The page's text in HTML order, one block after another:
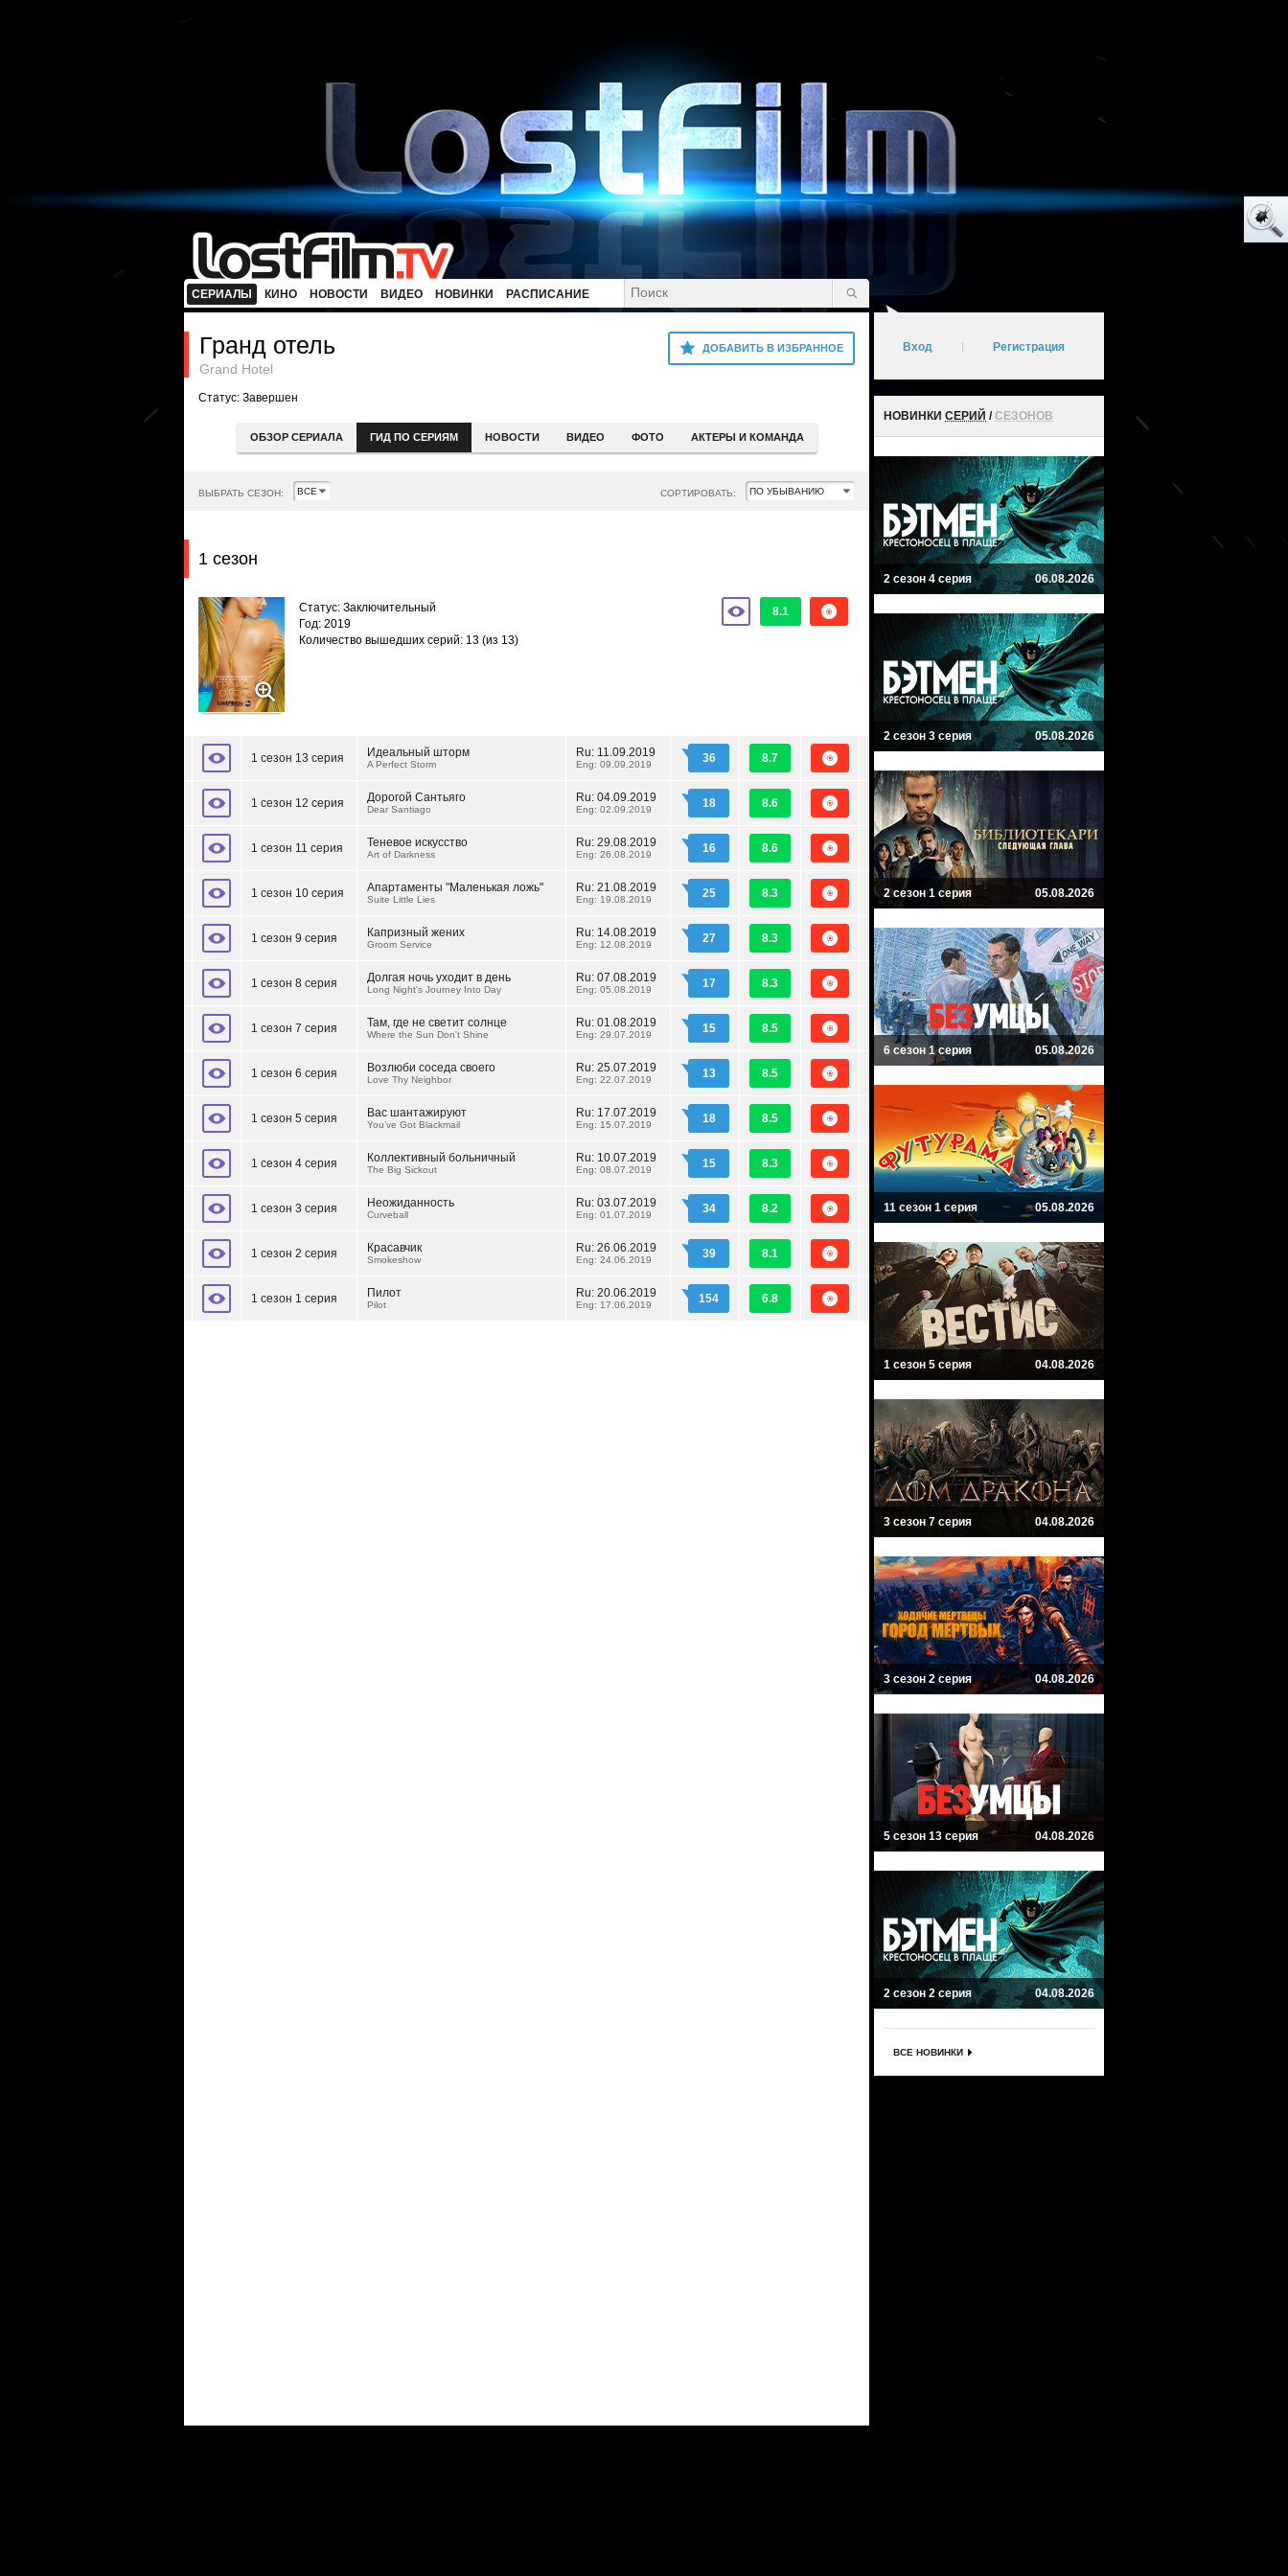
СЕРИАЛЫ КИНО НОВОСТИ ВИДЕО НОВИНКИ РАСПИСАНИЕ
ДОБАВИТЬ В ИЗБРАННОЕ
Гранд отель
Grand Hotel
Статус: Завершен
ОБЗОР СЕРИАЛА ГИД ПО СЕРИЯМ НОВОСТИ ВИДЕО ФОТО АКТЕРЫ И КОМАНДА
ВЫБРАТЬ СЕЗОН: СОРТИРОВАТЬ:
1 сезон
8.1
Статус: Заключительный
Год: 2019
Количество вышедших серий: 13 (из 13)
1 сезон 13 серия Идеальный шторм
A Perfect Storm
Ru: 11.09.2019
Eng: 09.09.2019 36 8.7
1 сезон 12 серия Дорогой Сантьяго
Dear Santiago
Ru: 04.09.2019
Eng: 02.09.2019 18 8.6
1 сезон 11 серия Теневое искусство
Art of Darkness
Ru: 29.08.2019
Eng: 26.08.2019 16 8.6
1 сезон 10 серия Апартаменты "Маленькая ложь"
Suite Little Lies
Ru: 21.08.2019
Eng: 19.08.2019 25 8.3
1 сезон 9 серия Капризный жених
Groom Service
Ru: 14.08.2019
Eng: 12.08.2019 27 8.3
1 сезон 8 серия Долгая ночь уходит в день
Long Night's Journey Into Day
Ru: 07.08.2019
Eng: 05.08.2019 17 8.3
1 сезон 7 серия Там, где не светит солнце
Where the Sun Don't Shine
Ru: 01.08.2019
Eng: 29.07.2019 15 8.5
1 сезон 6 серия Возлюби соседа своего
Love Thy Neighbor
Ru: 25.07.2019
Eng: 22.07.2019 13 8.5
1 сезон 5 серия Вас шантажируют
You’ve Got Blackmail
Ru: 17.07.2019
Eng: 15.07.2019 18 8.5
1 сезон 4 серия Коллективный больничный
The Big Sickout
Ru: 10.07.2019
Eng: 08.07.2019 15 8.3
1 сезон 3 серия Неожиданность
Curveball
Ru: 03.07.2019
Eng: 01.07.2019 34 8.2
1 сезон 2 серия Красавчик
Smokeshow
Ru: 26.06.2019
Eng: 24.06.2019 39 8.1
1 сезон 1 серия Пилот
Pilot
Ru: 20.06.2019
Eng: 17.06.2019 154 6.8
Вход Регистрация
НОВИНКИ СЕРИЙ /СЕЗОНОВ
2 сезон 4 серия 06.08.2026
2 сезон 3 серия 05.08.2026
2 сезон 1 серия 05.08.2026
6 сезон 1 серия 05.08.2026
11 сезон 1 серия 05.08.2026
1 сезон 5 серия 04.08.2026
3 сезон 7 серия 04.08.2026
3 сезон 2 серия 04.08.2026
5 сезон 13 серия 04.08.2026
2 сезон 2 серия 04.08.2026
ВСЕ НОВИНКИ